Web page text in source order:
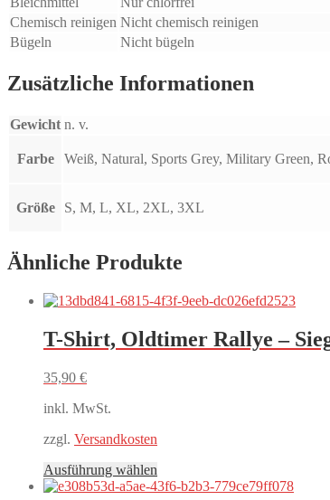
Chemisch reinigen Nicht chemisch reinigen
Bügeln
Nicht bügeln
Zusätzliche Informationen
Gewicht n. v.
Farbe Weiß, Natural, Sports Grey, Military Green,
Größe S, M, L, XL, 2XL, 3XL
Ähnliche Produkte
T-Shirt, Oldtimer Rallye –
35,90 €
inkl. MwSt.
zzgl. Versandkosten
Ausführung wählen
Produkt